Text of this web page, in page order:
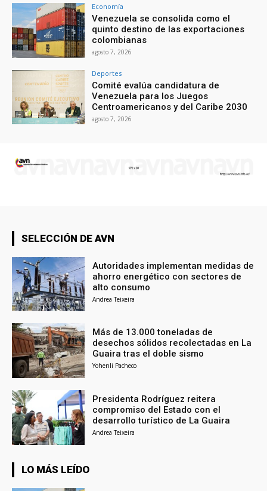
Economía
Venezuela se consolida como el
quinto destino de las exportaciones
colombianas
agosto 7, 2026
Deportes
Comité evalúa candidatura de
Venezuela para los Juegos
Centroamericanos y del Caribe 2030
agosto 7, 2026
SELECCIÓN DE AVN
Autoridades implementan medidas de
ahorro energético con sectores de
alto consumo
Andrea Teixeira
Más de 13.000 toneladas de
desechos sólidos recolectadas en La
Guaira tras el doble sismo
Yohenli Pacheco
Presidenta Rodríguez reitera
compromiso del Estado con el
desarrollo turístico de La Guaira
Andrea Teixeira
LO MÁS LEÍDO